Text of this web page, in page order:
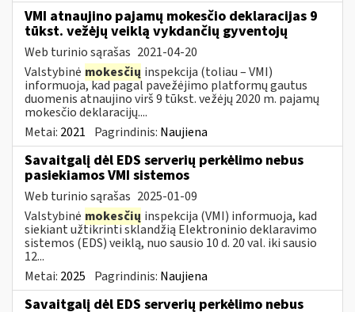
VMI atnaujino pajamų mokesčio deklaracijas 9
tūkst. vežėjų veiklą vykdančių gyventojų
Web turinio sąrašas 2021-04-20
Valstybinė mokesčių inspekcija (toliau – VMI)
informuoja, kad pagal pavežėjimo platformų gautus
duomenis atnaujino virš 9 tūkst. vežėjų 2020 m. pajamų
mokesčio deklaracijų....
Metai: 2021 Pagrindinis: Naujiena
Savaitgalį dėl EDS serverių perkėlimo nebus
pasiekiamos VMI sistemos
Web turinio sąrašas 2025-01-09
Valstybinė mokesčių inspekcija (VMI) informuoja, kad
siekiant užtikrinti sklandžią Elektroninio deklaravimo
sistemos (EDS) veiklą, nuo sausio 10 d. 20 val. iki sausio
12...
Metai: 2025 Pagrindinis: Naujiena
Savaitgalį dėl EDS serverių perkėlimo nebus